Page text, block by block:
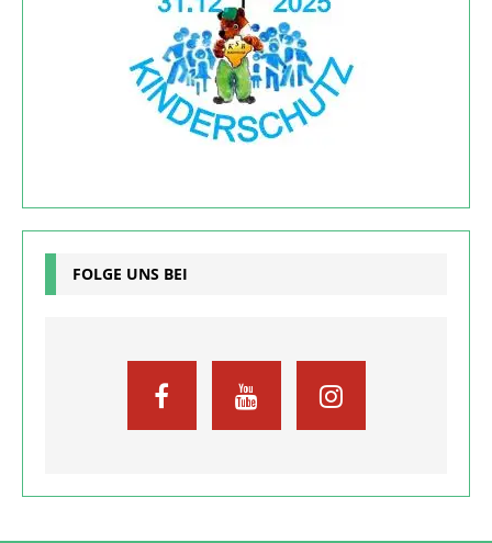
FOLGE UNS BEI